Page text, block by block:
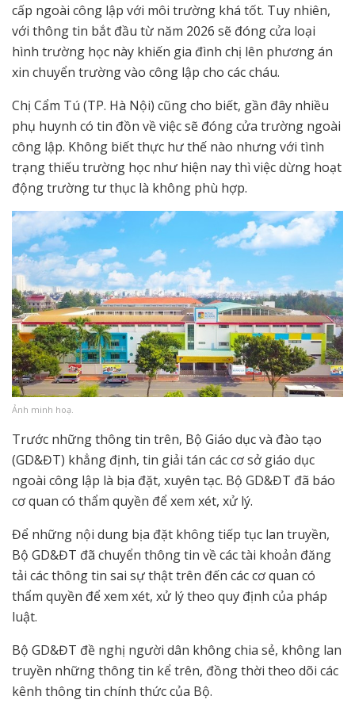
cấp ngoài công lập với môi trường khá tốt. Tuy nhiên,
với thông tin bắt đầu từ năm 2026 sẽ đóng cửa loại
hình trường học này khiến gia đình chị lên phương án
xin chuyển trường vào công lập cho các cháu.
Chị Cẩm Tú (TP. Hà Nội) cũng cho biết, gần đây nhiều
phụ huynh có tin đồn về việc sẽ đóng cửa trường ngoài
công lập. Không biết thực hư thế nào nhưng với tình
trạng thiếu trường học như hiện nay thì việc dừng hoạt
động trường tư thục là không phù hợp.
Ảnh minh hoạ.
Trước những thông tin trên, Bộ Giáo dục và đào tạo
(GD&ĐT) khẳng định, tin giải tán các cơ sở giáo dục
ngoài công lập là bịa đặt, xuyên tạc. Bộ GD&ĐT đã báo
cơ quan có thẩm quyền để xem xét, xử lý.
Để những nội dung bịa đặt không tiếp tục lan truyền,
Bộ GD&ĐT đã chuyển thông tin về các tài khoản đăng
tải các thông tin sai sự thật trên đến các cơ quan có
thẩm quyền để xem xét, xử lý theo quy định của pháp
luật.
Bộ GD&ĐT đề nghị người dân không chia sẻ, không lan
truyền những thông tin kể trên, đồng thời theo dõi các
kênh thông tin chính thức của Bộ.